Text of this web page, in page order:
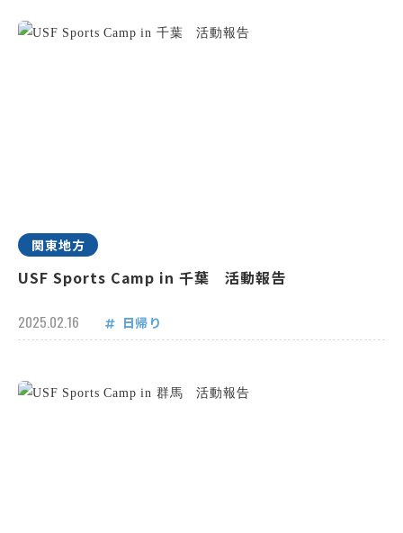
関東地方
USF Sports Camp in 千葉 活動報告
2025.02.16 日帰り